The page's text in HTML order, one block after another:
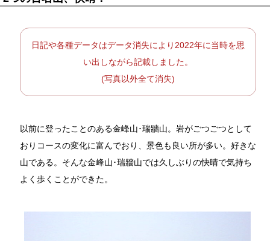
日記や各種データはデータ消失により2022年に当時を思
い出しながら記載しました。
(写真以外全て消失)
以前に登ったことのある金峰山･瑞牆山。岩がごつごつとして
おりコースの変化に富んでおり、景色も良い所が多い。好きな
山である。そんな金峰山･瑞牆山では久しぶりの快晴で気持ち
よく歩くことができた。